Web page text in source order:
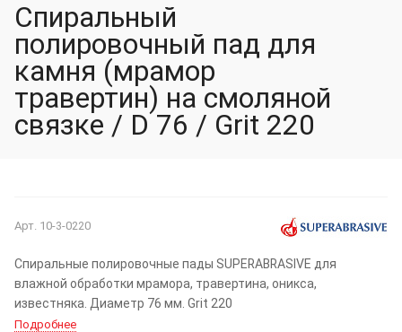
Спиральный
полировочный пад для
камня (мрамор
травертин) на смоляной
связке / D 76 / Grit 220
Арт. 10-3-0220
Спиральные полировочные пады SUPERABRASIVE для
влажной обработки мрамора, травертина, оникса,
известняка. Диаметр 76 мм. Grit 220
Подробнее